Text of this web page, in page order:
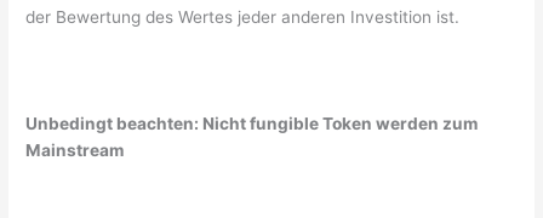
der Bewertung des Wertes jeder anderen Investition ist.
Unbedingt beachten: Nicht fungible Token werden zum
Mainstream